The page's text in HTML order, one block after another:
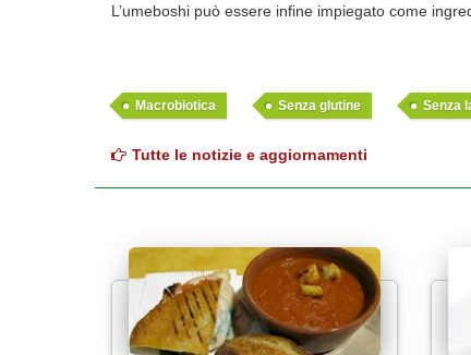
L’umeboshi può essere infine impiegato come
Macrobiotica Senza glutine Senza
Tutte le notizie e aggiornamenti